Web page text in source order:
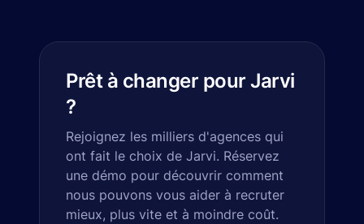
Prêt à changer pour Jarvi
?
Rejoignez les milliers d'agences qui
ont fait le choix de Jarvi. Réservez
une démo pour découvrir comment
nous pouvons vous aider à recruter
mieux, plus vite et à moindre coût.